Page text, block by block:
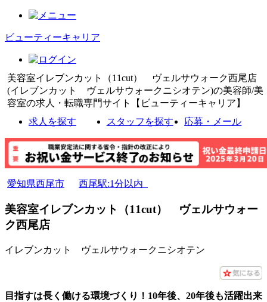
ビューティーキャリア
美容室イレブンカット（11cut） ヴェルサウォーク西尾店
(イレブンカット ヴェルサウォークニシオテン)の美容師/美
容室の求人・転職専門サイト【ビューティーキャリア】
求人を探す
スタッフを探す 応募・メール
愛知県西尾市 西尾駅:1分以内
美容室イレブンカット（11cut） ヴェルサウォー
ク西尾店
イレブンカット ヴェルサウォークニシオテン
目指すは長く働ける環境づくり！10年後、20年後も活躍出来